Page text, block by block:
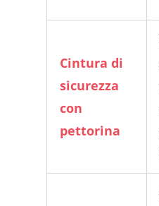
Cintura di
sicurezza
con
pettorina